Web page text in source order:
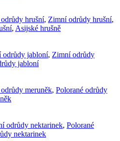
hrušní, Zimní odrůdy hrušní,
, Asijské hrušně
odrůdy jabloní, Zimní odrůdy
jabloní
meruněk, Polorané odrůdy
odrůdy nektarinek, Polorané
nektarinek